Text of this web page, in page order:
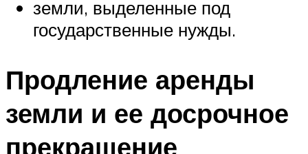
земли, выделенные под
государственные нужды.
Продление аренды
земли и ее досрочное
прекращение